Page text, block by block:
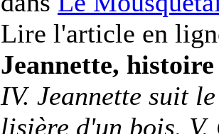
Lire l'article en
Jeannette,
IV. Jeannette suit
lisière d'un bois. V.